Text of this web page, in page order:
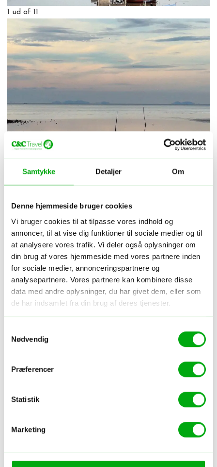
Samtykke Detaljer Om
Denne hjemmeside bruger cookies
Vi bruger cookies til at tilpasse vores indhold og
annoncer, til at vise dig funktioner til sociale medier og til
at analysere vores trafik. Vi deler også oplysninger om
din brug af vores hjemmeside med vores partnere inden
for sociale medier, annonceringspartnere og
analysepartnere. Vores partnere kan kombinere disse
data med andre oplysninger, du har givet dem, eller som
de har indsamlet fra din brug af deres tjenester.
Nødvendig
Præferencer
Statistik
Marketing
1 ud af 11
1ud af 11
ud af 11